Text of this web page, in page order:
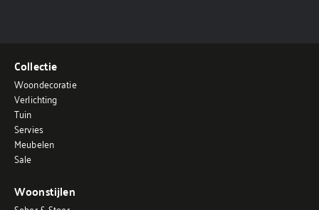
Collectie
Woondecoratie
Verlichting
Tuin
Servies
Meubelen
Sale
Woonstijlen